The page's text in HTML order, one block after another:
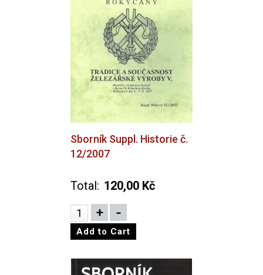
Sborník Suppl. Historie č.
12/2007
Total: 120,00 Kč